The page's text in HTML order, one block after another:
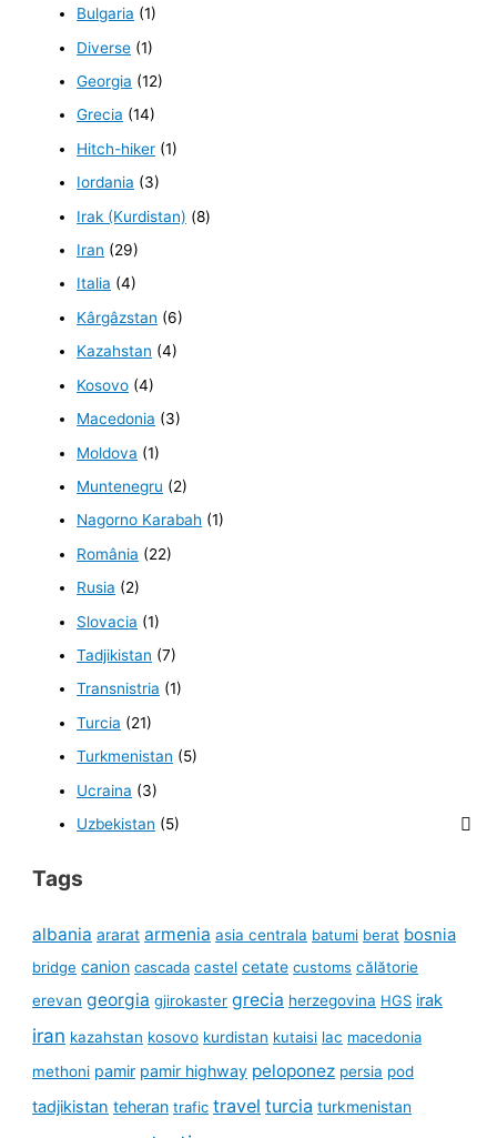
Bulgaria (1)
Diverse (1)
Georgia (12)
Grecia (14)
Hitch-hiker (1)
Iordania (3)
Irak (Kurdistan) (8)
Iran (29)
Italia (4)
Kârgâzstan (6)
Kazahstan (4)
Kosovo (4)
Macedonia (3)
Moldova (1)
Muntenegru (2)
Nagorno Karabah (1)
România (22)
Rusia (2)
Slovacia (1)
Tadjikistan (7)
Transnistria (1)
Turcia (21)
Turkmenistan (5)
Ucraina (3)
Uzbekistan (5)
Tags
albania ararat armenia asia centrala batumi berat bosnia
bridge canion cascada castel cetate customs călătorie
erevan georgia gjirokaster grecia herzegovina HGS irak
iran kazahstan kosovo kurdistan kutaisi lac macedonia
methoni pamir pamir highway peloponez persia pod
tadjikistan teheran trafic travel turcia turkmenistan